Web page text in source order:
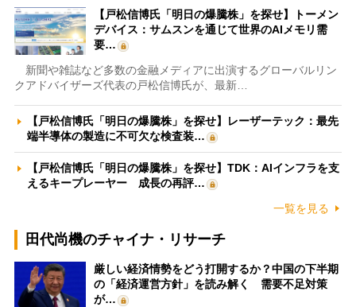
【戸松信博氏「明日の爆騰株」を探せ】トーメン
デバイス：サムスンを通じて世界のAIメモリ需
要…
新聞や雑誌など多数の金融メディアに出演するグローバルリン
クアドバイザーズ代表の戸松信博氏が、最新…
【戸松信博氏「明日の爆騰株」を探せ】レーザーテック：最先
端半導体の製造に不可欠な検査装…
【戸松信博氏「明日の爆騰株」を探せ】TDK：AIインフラを支
えるキープレーヤー 成長の再評…
一覧を見る
田代尚機のチャイナ・リサーチ
厳しい経済情勢をどう打開するか？中国の下半期
の「経済運営方針」を読み解く 需要不足対策
が…